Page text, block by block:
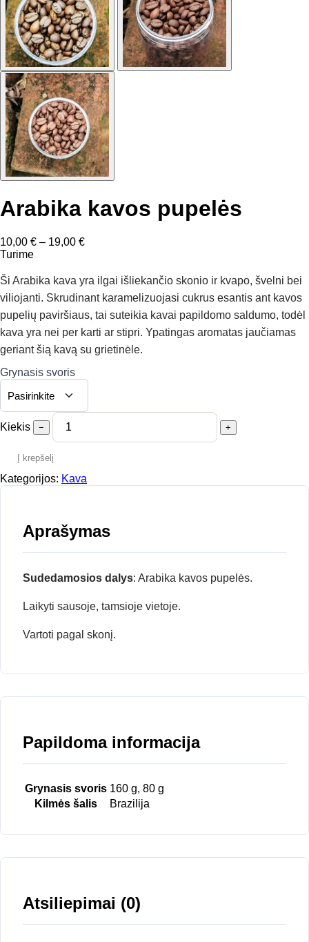
Arabika kavos pupelės
10,00 € – 19,00 €Price
through
19,00 €
Turime
Ši Arabika kava yra ilgai išliekančio skonio ir kvapo, švelni bei
viliojanti. Skrudinant karamelizuojasi cukrus esantis ant kavos
pupelių paviršiaus, tai suteikia kavai papildomo saldumo, todėl
kava yra nei per karti ar stipri. Ypatingas aromatas jaučiamas
geriant šią kavą su grietinėle.
Grynasis svoris
Kiekis − +
Į krepšelį
Kategorijos: Kava
Aprašymas
Sudedamosios dalys: Arabika kavos pupelės.
Laikyti sausoje, tamsioje vietoje.
Vartoti pagal skonį.
Papildoma informacija
Grynasis svoris 160 g, 80 g
Kilmės šalis
Brazilija
Atsiliepimai (0)